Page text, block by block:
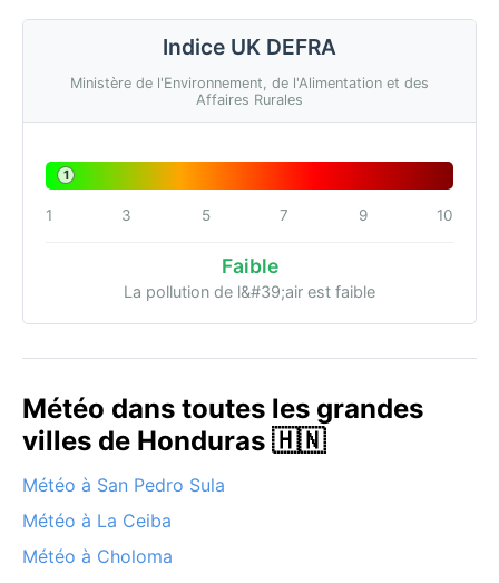
Indice UK DEFRA
Ministère de l'Environnement, de l'Alimentation et des
Affaires Rurales
1
1 3 5 7 9 10
Faible
La pollution de l&#39;air est faible
Météo dans toutes les grandes
villes de Honduras 🇭🇳
Météo à San Pedro Sula
Météo à La Ceiba
Météo à Choloma